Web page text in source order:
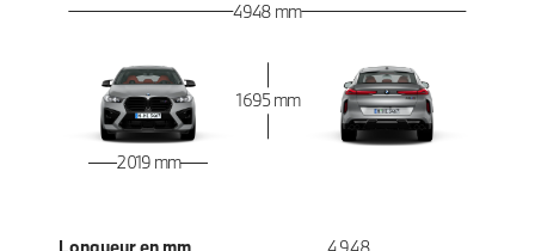
4 948 mm
2 019 mm
1 695 mm